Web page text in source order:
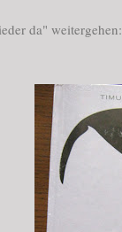
da" weitergehen: